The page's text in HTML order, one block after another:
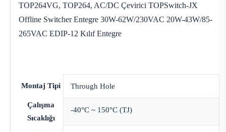
TOP264VG, TOP264, AC/DC Çevirici TOPSwitch-JX
Offline Switcher Entegre 30W-62W/230VAC 20W-43W/85-
265VAC EDIP-12 Kılıf Entegre
Montaj Tipi Through Hole
Çalışma
Sıcaklığı
-40°C ~ 150°C (TJ)